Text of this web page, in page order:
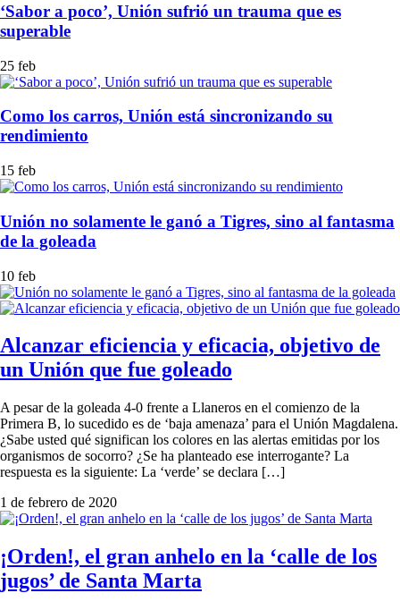
‘Sabor a poco’, Unión sufrió un trauma que es
superable
25 feb
Como los carros, Unión está sincronizando su
rendimiento
15 feb
Unión no solamente le ganó a Tigres, sino al fantasma
de la goleada
10 feb
Alcanzar eficiencia y eficacia, objetivo de
un Unión que fue goleado
A pesar de la goleada 4-0 frente a Llaneros en el comienzo de la
Primera B, lo sucedido es de ‘baja amenaza’ para el Unión Magdalena.
¿Sabe usted qué significan los colores en las alertas emitidas por los
organismos de socorro? ¿Se ha planteado ese interrogante? La
respuesta es la siguiente: La ‘verde’ se declara […]
1 de febrero de 2020
¡Orden!, el gran anhelo en la ‘calle de los
jugos’ de Santa Marta